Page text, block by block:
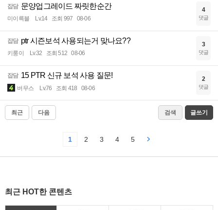
잡담 문양업그레이드 짜릿한순간
미이륵블 Lv.14 조회 997 08-06
4
댓글
잡담 ptr 시즌보석 사용되는거 맞나요??
키룽이 Lv.32 조회 512 08-06
3
댓글
잡담 15 PTR 신규 보석 사용 질문!
버무스 Lv.76 조회 418 08-06
2
댓글
최근 다음 검색 글쓰기
1 2 3 4 5
최근 HOT한 콘텐츠